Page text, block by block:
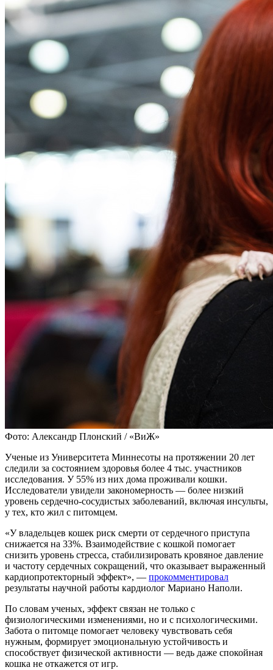
Фото: Александр Плонский / «ВиЖ»
Ученые из Университета Миннесоты на протяжении 20 лет
следили за состоянием здоровья более 4 тыс. участников
исследования. У 55% из них дома проживали кошки.
Исследователи увидели закономерность — более низкий
уровень сердечно-сосудистых заболеваний, включая инсульты,
у тех, кто жил с питомцем.
«У владельцев кошек риск смерти от сердечного приступа
снижается на 33%. Взаимодействие с кошкой помогает
снизить уровень стресса, стабилизировать кровяное давление
и частоту сердечных сокращений, что оказывает выраженный
кардиопротекторный эффект», — прокомментировал
результаты научной работы кардиолог Мариано Наполи.
По словам ученых, эффект связан не только с
физиологическими изменениями, но и с психологическими.
Забота о питомце помогает человеку чувствовать себя
нужным, формирует эмоциональную устойчивость и
способствует физической активности — ведь даже спокойная
кошка не откажется от игр.